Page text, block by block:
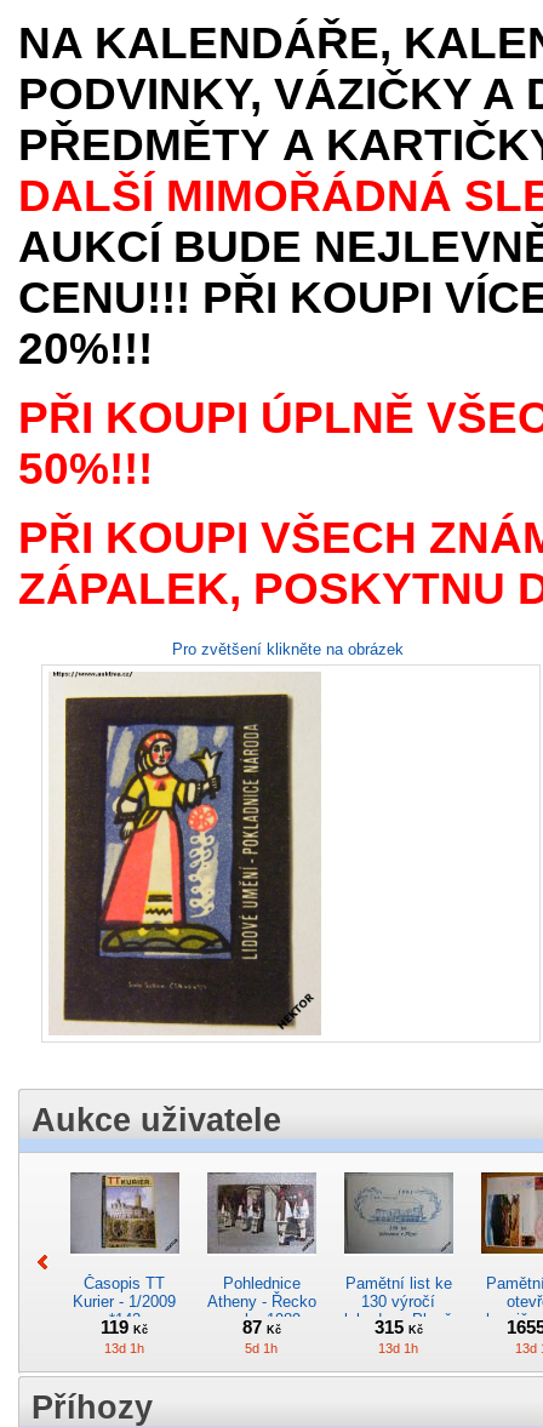
NA KALENDÁŘE,
PODVINKY, VÁZIČKY A
PŘEDMĚTY A
DALŠÍ MIMOŘÁDNÁ
AUKCÍ BUDE
CENU!!! PŘI KOUPI
20%!!!
PŘI KOUPI ÚPLNĚ
50%!!!
PŘI KOUPI VŠECH
ZÁPALEK, POSKYTNU
Pro zvětšení klikněte na obrázek
Aukce uživatele
Časopis TT
Kurier - 1/2009
*142
119Kč
13d 1h
Pohlednice
Atheny - Řecko
z roku 1989.
Nová nepoužitá
*5019
87 Kč
5d 1h
Pamětní list ke
130 výročí
lokodepa Plzeň
*2963
315 Kč
13d 1h 13d
Příhozy